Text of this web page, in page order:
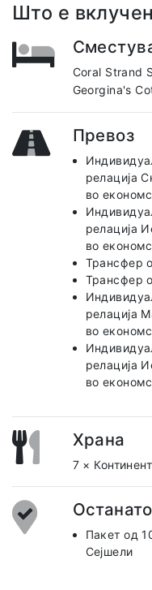
Што е
Coral Strand
Georgina's
Превоз
релација
во
релација
во
Трансфер
Трансфер
релација
во
релација
во
Храна
7 ×
Останато
Пакет од
Сејшели